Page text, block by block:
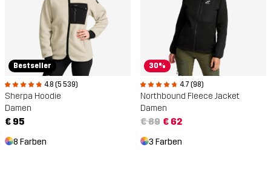
Bestseller
4.8 (5 539)
Sherpa Hoodie
Damen
€ 95
8 Farben
30%
4.7 (98)
Northbound Fleece Jacket
Damen
€ 89 € 62
3 Farben